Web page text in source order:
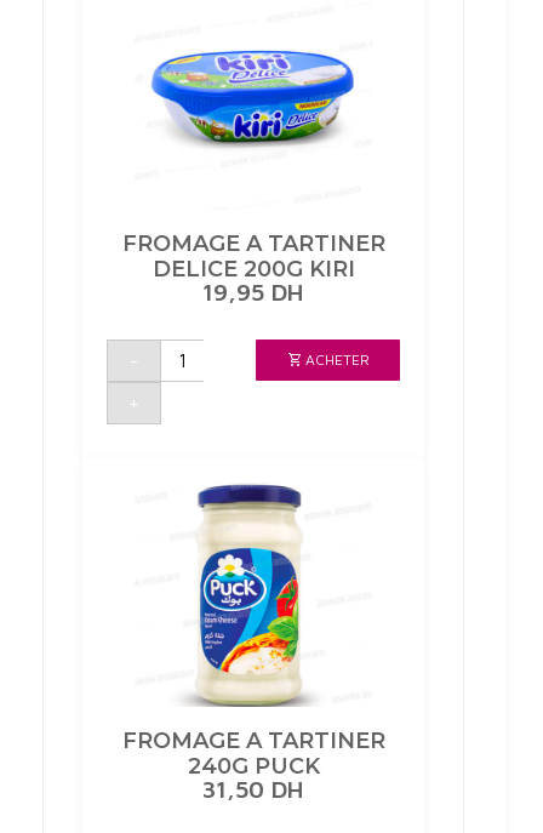
FROMAGE A TARTINER
DELICE 200G KIRI
19,95 DH
-
quantité
FROMAGE
DELICE
+
ACHETER
FROMAGE A TARTINER
240G PUCK
31,50 DH